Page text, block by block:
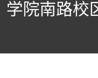
学院南路校